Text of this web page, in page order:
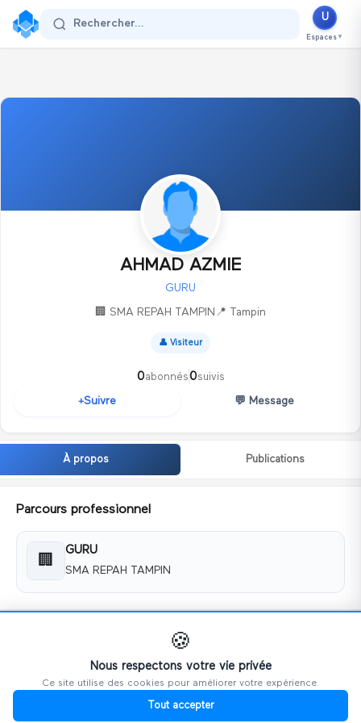
Se connecter
Rechercher...
U
Espaces ▼
AHMAD AZMIE
GURU
🏢 SMA REPAH TAMPIN 📍 Tampin
👤 Visiteur
0abonnés0suivis
+Suivre 💬 Message
À propos Publications
Parcours professionnel
🏢
GURU
SMA REPAH TAMPIN
almujahiddin@yahoo.com
📱 0132786568
🍪
Nous respectons votre vie privée
Ce site utilise des cookies pour améliorer votre expérience.
Tout accepter